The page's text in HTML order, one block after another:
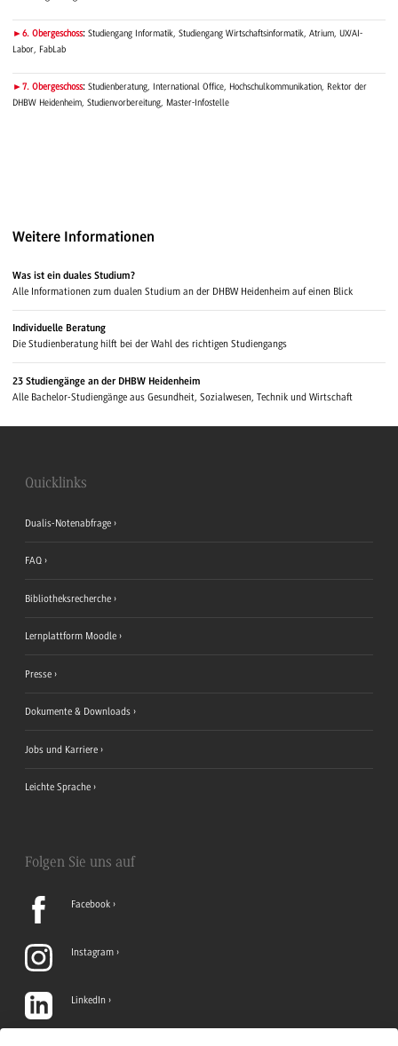
►6. Obergeschoss: Studiengang Informatik, Studiengang Wirtschaftsinformatik, Atrium, UX/AI-
Labor, FabLab
►7. Obergeschoss: Studienberatung, International Office, Hochschulkommunikation, Rektor der
DHBW Heidenheim, Studienvorbereitung, Master-Infostelle
Weitere Informationen
Was ist ein duales Studium?
Alle Informationen zum dualen Studium an der DHBW Heidenheim auf einen Blick
Individuelle Beratung
Die Studienberatung hilft bei der Wahl des richtigen Studiengangs
23 Studiengänge an der DHBW Heidenheim
Alle Bachelor-Studiengänge aus Gesundheit, Sozialwesen, Technik und Wirtschaft
Quicklinks
Dualis-Notenabfrage
FAQ
Bibliotheksrecherche
Lernplattform Moodle
Presse
Dokumente & Downloads
Jobs und Karriere
Leichte Sprache
Folgen Sie uns auf
Facebook
Instagram
LinkedIn